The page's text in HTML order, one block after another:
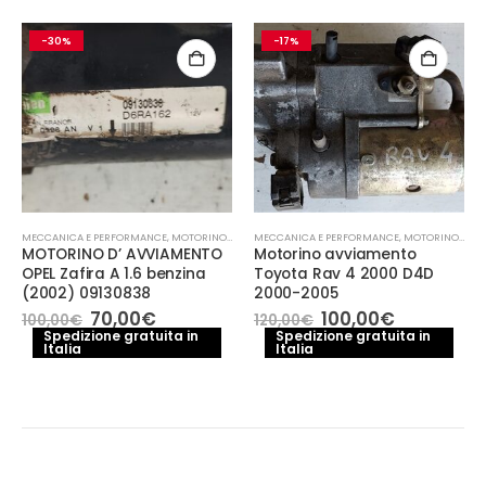
-30%
MECCANICA E PERFORMANCE, MOTORINO AVVIAMENTO
MOTORINO D’ AVVIAMENTO
OPEL Zafira A 1.6 benzina
(2002) 09130838
100,00€ Il
prezzo
originale
70,00€Il
prezzo
attuale
Spedizione gratuita in
Italia
-17%
MECCANICA E PERFORMANCE, MOTORINO AVVIAMENTO
Motorino avviamento
Toyota Rav 4 2000 D4D
2000-2005
120,00€ Il
prezzo
originale
100,00€Il
prezzo
attuale
Spedizione gratuita in
Italia